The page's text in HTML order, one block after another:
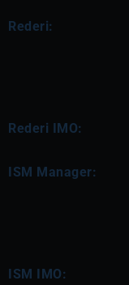
Rederi:
Rederi IMO:
ISM Manager:
ISM IMO: